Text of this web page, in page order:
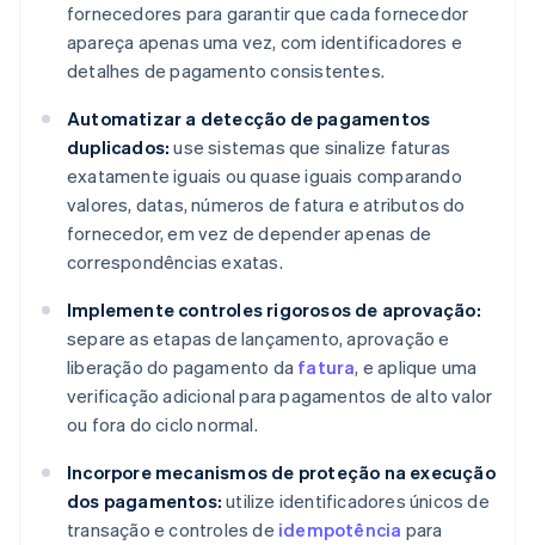
fornecedores para garantir que cada fornecedor
apareça apenas uma vez, com identificadores e
detalhes de pagamento consistentes.
Automatizar a detecção de pagamentos
duplicados: use sistemas que sinalize faturas
exatamente iguais ou quase iguais comparando
valores, datas, números de fatura e atributos do
fornecedor, em vez de depender apenas de
correspondências exatas.
Implemente controles rigorosos de aprovação:
separe as etapas de lançamento, aprovação e
liberação do pagamento da fatura, e aplique uma
verificação adicional para pagamentos de alto valor
ou fora do ciclo normal.
Incorpore mecanismos de proteção na execução
dos pagamentos: utilize identificadores únicos de
transação e controles de idempotência para